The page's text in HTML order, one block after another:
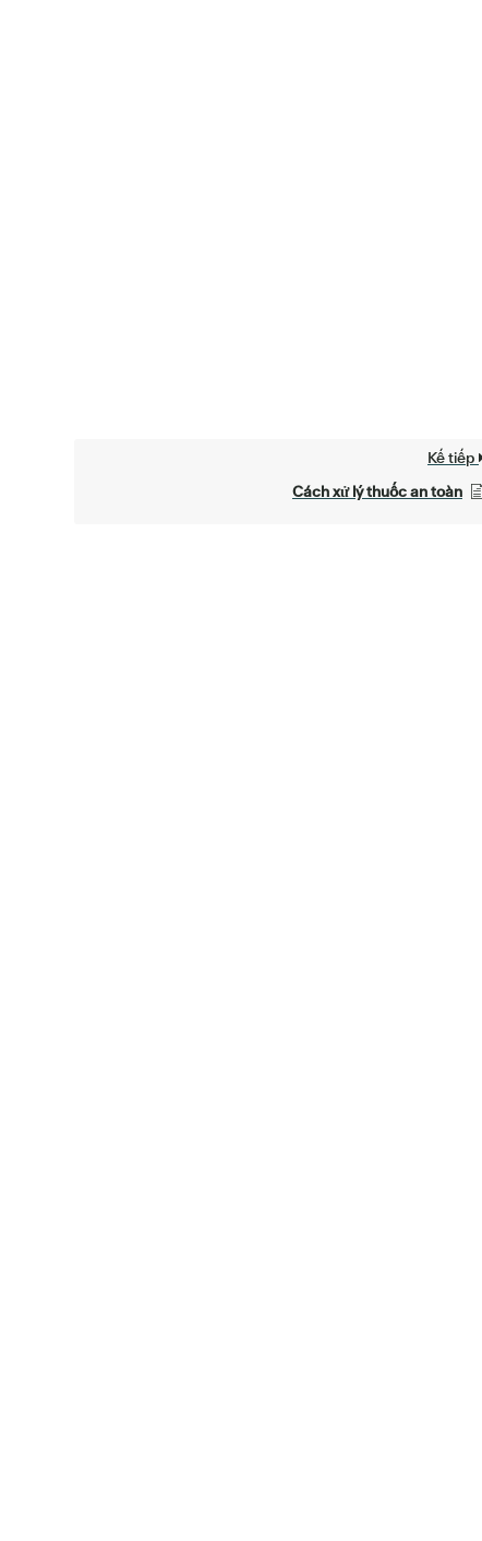
Kế tiếp
Cách xử lý thuốc an toàn